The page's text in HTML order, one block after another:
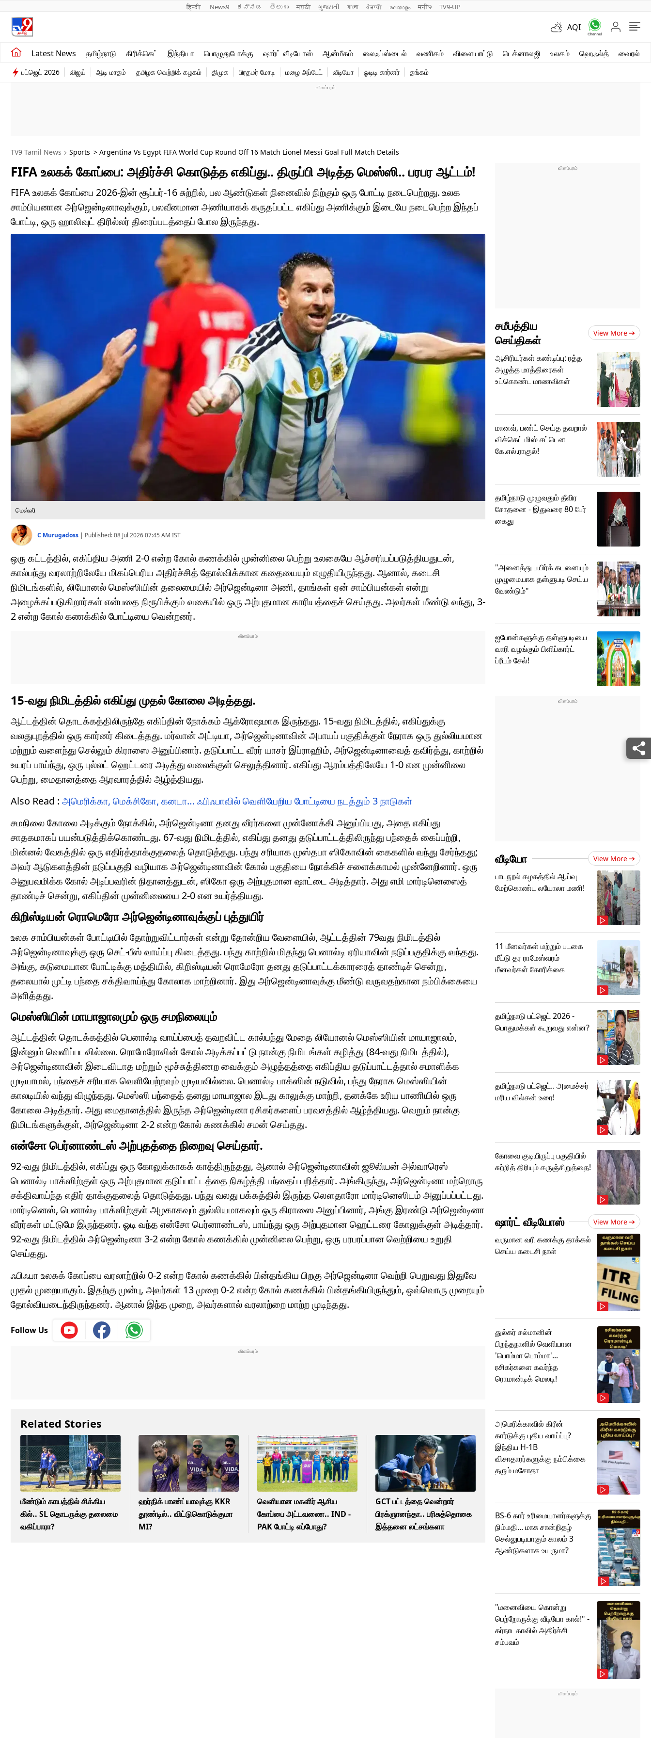
हिन्दी News9 ಕನ್ನಡ తెలుగు मराठी ગુજરાતી বাংলা ਪੰਜਾਬੀ മലയാളം मनी9 TV9-UP
AQI
Latest News தமிழ்நாடு கிரிக்கெட் இந்தியா பொழுதுபோக்கு ஷார்ட் வீடியோஸ் ஆன்மீகம் லைஃப்ஸ்டைல் வணிகம் விளையாட்டு டெக்னாலஜி உலகம் ஹெஃல்த் வைரல்
சமீபத்திய செய்திகள்
தமிழ்நாடு
விளையாட்டு
வணிகம்
வைரல்
பட்ஜெட் 2026 விஜய் ஆடி மாதம் தமிழக வெற்றிக் கழகம் திமுக பிரதமர் மோடி மழை அப்டேட் வீடியோ ஓடிடி கார்னர் தங்கம்
TV9 Tamil News Sports > Argentina Vs Egypt FIFA World Cup Round Off 16 Match Lionel Messi Goal Full Match Details
FIFA உலகக் கோப்பை: அதிர்ச்சி கொடுத்த எகிப்து.. திருப்பி அடித்த மெஸ்ஸி.. பரபர ஆட்டம்!
FIFA உலகக் கோப்பை 2026-இன் சூப்பர்-16 சுற்றில், பல ஆண்டுகள் நினைவில் நிற்கும் ஒரு போட்டி நடைபெற்றது. உலக
சாம்பியனான அர்ஜென்டினாவுக்கும், பலவீனமான அணியாகக் கருதப்பட்ட எகிப்து அணிக்கும் இடையே நடைபெற்ற இந்தப்
போட்டி, ஒரு ஹாலிவுட் திரில்லர் திரைப்படத்தைப் போல இருந்தது.
மெஸ்ஸி
C Murugadoss | Published:08 Jul 2026 07:45 AM IST
ஒரு கட்டத்தில், எகிப்திய அணி 2-0 என்ற கோல் கணக்கில் முன்னிலை பெற்று உலகையே ஆச்சரியப்படுத்தியதுடன்,
கால்பந்து வரலாற்றிலேயே மிகப்பெரிய அதிர்ச்சித் தோல்விக்கான கதையையும் எழுதியிருந்தது. ஆனால், கடைசி
நிமிடங்களில், லியோனல் மெஸ்ஸியின் தலைமையில் அர்ஜென்டினா அணி, தாங்கள் ஏன் சாம்பியன்கள் என்று
அழைக்கப்படுகிறார்கள் என்பதை நிரூபிக்கும் வகையில் ஒரு அற்புதமான காரியத்தைச் செய்தது. அவர்கள் மீண்டு வந்து, 3-
2 என்ற கோல் கணக்கில் போட்டியை வென்றனர்.
15-வது நிமிடத்தில் எகிப்து முதல் கோலை அடித்தது.
ஆட்டத்தின் தொடக்கத்திலிருந்தே எகிப்தின் நோக்கம் ஆக்ரோஷமாக இருந்தது. 15-வது நிமிடத்தில், எகிப்துக்கு
வலதுபுறத்தில் ஒரு கார்னர் கிடைத்தது. மர்வான் அட்டியா, அர்ஜென்டினாவின் அபாயப் பகுதிக்குள் நேராக ஒரு துல்லியமான
மற்றும் வளைந்து செல்லும் கிராஸை அனுப்பினார். தடுப்பாட்ட வீரர் யாசர் இப்ராஹிம், அர்ஜென்டினாவைத் தவிர்த்து, காற்றில்
உயரப் பாய்ந்து, ஒரு புல்லட் ஹெட்டரை அடித்து வலைக்குள் செலுத்தினார். எகிப்து ஆரம்பத்திலேயே 1-0 என முன்னிலை
பெற்று, மைதானத்தை ஆரவாரத்தில் ஆழ்த்தியது.
Also Read : அமெரிக்கா, மெக்சிகோ, கனடா… ஃபிஃபாவில் வெளியேறிய போட்டியை நடத்தும் 3 நாடுகள்
சமநிலை கோலை அடிக்கும் நோக்கில், அர்ஜென்டினா தனது வீரர்களை முன்னோக்கி அனுப்பியது, அதை எகிப்து
சாதகமாகப் பயன்படுத்திக்கொண்டது. 67-வது நிமிடத்தில், எகிப்து தனது தடுப்பாட்டத்திலிருந்து பந்தைக் கைப்பற்றி,
மின்னல் வேகத்தில் ஒரு எதிர்த்தாக்குதலைத் தொடுத்தது. பந்து சரியாக முஸ்தபா ஸிகோவின் கைகளில் வந்து சேர்ந்தது;
அவர் ஆடுகளத்தின் நடுப்பகுதி வழியாக அர்ஜென்டினாவின் கோல் பகுதியை நோக்கிச் சளைக்காமல் முன்னேறினார். ஒரு
அனுபவமிக்க கோல் அடிப்பவரின் நிதானத்துடன், ஸிகோ ஒரு அற்புதமான ஷாட்டை அடித்தார். அது எமி மார்டினெஸைத்
தாண்டிச் சென்று, எகிப்தின் முன்னிலையை 2-0 என உயர்த்தியது.
கிறிஸ்டியன் ரொமெரோ அர்ஜென்டினாவுக்குப் புத்துயிர்
உலக சாம்பியன்கள் போட்டியில் தோற்றுவிட்டார்கள் என்று தோன்றிய வேளையில், ஆட்டத்தின் 79வது நிமிடத்தில்
அர்ஜென்டினாவுக்கு ஒரு செட்-பீஸ் வாய்ப்பு கிடைத்தது. பந்து காற்றில் மிதந்து பெனால்டி ஏரியாவின் நடுப்பகுதிக்கு வந்தது.
அங்கு, கடுமையான போட்டிக்கு மத்தியில், கிறிஸ்டியன் ரொமேரோ தனது தடுப்பாட்டக்காரரைத் தாண்டிச் சென்று,
தலையால் முட்டி பந்தை சக்திவாய்ந்து கோலாக மாற்றினார். இது அர்ஜென்டினாவுக்கு மீண்டு வருவதற்கான நம்பிக்கையை
அளித்தது.
மெஸ்ஸியின் மாயாஜாலமும் ஒரு சமநிலையும்
ஆட்டத்தின் தொடக்கத்தில் பெனால்டி வாய்ப்பைத் தவறவிட்ட கால்பந்து மேதை லியோனல் மெஸ்ஸியின் மாயாஜாலம்,
இன்னும் வெளிப்படவில்லை. ரொமேரோவின் கோல் அடிக்கப்பட்டு நான்கு நிமிடங்கள் கழித்து (84-வது நிமிடத்தில்),
அர்ஜென்டினாவின் இடைவிடாத மற்றும் மூச்சுத்திணற வைக்கும் அழுத்தத்தை எகிப்திய தடுப்பாட்டத்தால் சமாளிக்க
முடியாமல், பந்தைச் சரியாக வெளியேற்றவும் முடியவில்லை. பெனால்டி பாக்ஸின் நடுவில், பந்து நேராக மெஸ்ஸியின்
காலடியில் வந்து விழுந்தது. மெஸ்ஸி பந்தைத் தனது மாயாஜால இடது காலுக்கு மாற்றி, தனக்கே உரிய பாணியில் ஒரு
கோலை அடித்தார். அது மைதானத்தில் இருந்த அர்ஜென்டினா ரசிகர்களைப் பரவசத்தில் ஆழ்த்தியது. வெறும் நான்கு
நிமிடங்களுக்குள், அர்ஜென்டினா 2-2 என்ற கோல் கணக்கில் சமன் செய்தது.
என்சோ பெர்னாண்டஸ் அற்புதத்தை நிறைவு செய்தார்.
92-வது நிமிடத்தில், எகிப்து ஒரு கோலுக்காகக் காத்திருந்தது, ஆனால் அர்ஜென்டினாவின் ஜூலியன் அல்வாரெஸ்
பெனால்டி பாக்ஸிற்குள் ஒரு அற்புதமான தடுப்பாட்டத்தை நிகழ்த்தி பந்தைப் பறித்தார். அங்கிருந்து, அர்ஜென்டினா மற்றொரு
சக்திவாய்ந்த எதிர் தாக்குதலைத் தொடுத்தது. பந்து வலது பக்கத்தில் இருந்த லௌதாரோ மார்டினெஸிடம் அனுப்பப்பட்டது.
மார்டினெஸ், பெனால்டி பாக்ஸிற்குள் அழகாகவும் துல்லியமாகவும் ஒரு கிராஸை அனுப்பினார், அங்கு இரண்டு அர்ஜென்டினா
வீரர்கள் மட்டுமே இருந்தனர். ஓடி வந்த என்சோ பெர்னாண்டஸ், பாய்ந்து ஒரு அற்புதமான ஹெட்டரை கோலுக்குள் அடித்தார்.
92-வது நிமிடத்தில் அர்ஜென்டினா 3-2 என்ற கோல் கணக்கில் முன்னிலை பெற்று, ஒரு பரபரப்பான வெற்றியை உறுதி
செய்தது.
ஃபிஃபா உலகக் கோப்பை வரலாற்றில் 0-2 என்ற கோல் கணக்கில் பின்தங்கிய பிறகு அர்ஜென்டினா வெற்றி பெறுவது இதுவே
முதல் முறையாகும். இதற்கு முன்பு, அவர்கள் 13 முறை 0-2 என்ற கோல் கணக்கில் பின்தங்கியிருந்தும், ஒவ்வொரு முறையும்
தோல்வியடைந்திருந்தனர். ஆனால் இந்த முறை, அவர்களால் வரலாற்றை மாற்ற முடிந்தது.
Follow Us
Related Stories
மீண்டும் காயத்தில் சிக்கிய
கில்.. SL தொடருக்கு தலைமை
வகிப்பாரா?
ஹர்திக் பாண்ட்யாவுக்கு KKR
தூண்டில்.. விட்டுகொடுக்குமா
MI?
வெளியான மகளிர் ஆசிய
கோப்பை அட்டவணை.. IND -
PAK போட்டி எப்போது?
GCT பட்டத்தை வென்றார்
பிரக்ஞானந்தா.. பரிசுத்தொகை
இத்தனை லட்சங்களா
சமீபத்திய
செய்திகள்
View More
ஆசிரியர்கள் கண்டிப்பு: ரத்த
அழுத்த மாத்திரைகள்
உட்கொண்ட மாணவிகள்
மானவ், பண்ட் செய்த தவறால்
விக்கெட் மிஸ் சட்டென
கே.எல்.ராகுல்!
தமிழ்நாடு முழுவதும் தீவிர
சோதனை - இதுவரை 80 பேர்
கைது
"அனைத்து பயிர்க் கடனையும்
முழுமையாக தள்ளுபடி செய்ய
வேண்டும்"
ஐபோன்களுக்கு தள்ளுபடியை
வாரி வழங்கும் பிளிப்கார்ட்
ப்ரீடம் சேல்!
வீடியோ View More
பாடநூல் கழகத்தில் ஆய்வு
மேற்கொண்ட லயோலா மணி!
11 மீனவர்கள் மற்றும் படகை
மீட்டு தர ராமேஸ்வரம்
மீனவர்கள் கோரிக்கை
தமிழ்நாடு பட்ஜெட் 2026 -
பொதுமக்கள் கூறுவது என்ன?
தமிழ்நாடு பட்ஜெட்.. அமைச்சர்
மரிய வில்சன் உரை!
கோவை குடியிருப்பு பகுதியில்
சுற்றித் திரியும் கருஞ்சிறுத்தை!
ஷார்ட் வீடியோஸ் View More
வருமான வரி கணக்கு தாக்கல்
செய்ய கடைசி நாள்
துல்கர் சல்மானின்
பிறந்தநாளில் வெளியான
'பொம்மா பொம்மா'...
ரசிகர்களை கவர்ந்த
ரொமான்டிக் மெலடி!
அமெரிக்காவில் கிரீன்
கார்டுக்கு புதிய வாய்ப்பு?
இந்திய H-1B
விசாதாரர்களுக்கு நம்பிக்கை
தரும் மசோதா
BS-6 கார் உரிமையாளர்களுக்கு
நிம்மதி... மாசு சான்றிதழ்
செல்லுபடியாகும் காலம் 3
ஆண்டுகளாக உயருமா?
"மனைவியை கொன்று
பெற்றோருக்கு வீடியோ கால்!" -
கர்நாடகாவில் அதிர்ச்சி
சம்பவம்